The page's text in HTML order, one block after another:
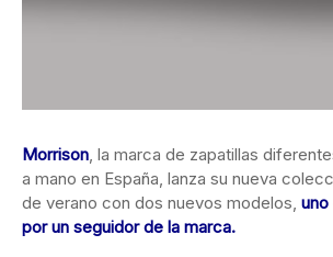
Morrison, la marca de zapatillas
a mano en España, lanza su nueva
de verano con dos nuevos modelos,
por un seguidor de la marca.